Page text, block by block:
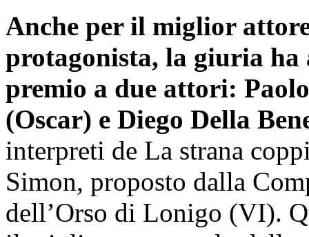
Anche per il miglior
protagonista, la giuria ha
premio a due attori:
(Oscar) e Diego Della
interpreti de La strana
Simon, proposto dalla
dell’Orso di Lonigo (VI).